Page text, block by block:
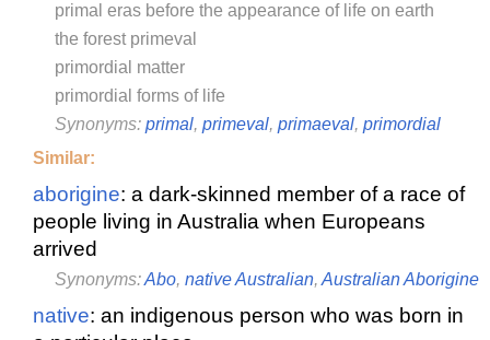
primal eras before the appearance of life on earth
the forest primeval
primordial matter
primordial forms of life
Synonyms: primal, primeval, primaeval, primordial
Similar:
aborigine: a dark-skinned member of a race of
people living in Australia when Europeans
arrived
Synonyms:Abo, native Australian, Australian Aborigine
native: an indigenous person who was born in